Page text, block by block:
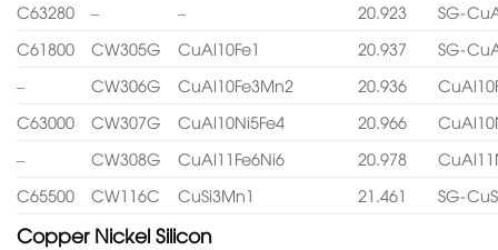
C63280
– – 20.923
SG-
C61800
CW305G CuAl10Fe1 20.937
SG-
–
CW306G CuAl10Fe3Mn2 20.936
C63000
CW307G CuAl10Ni5Fe4 20.966
–
CW308G CuAl11Fe6Ni6 20.978
C65500
CW116C CuSi3Mn1 21.461 SG-
Copper Nickel Silicon